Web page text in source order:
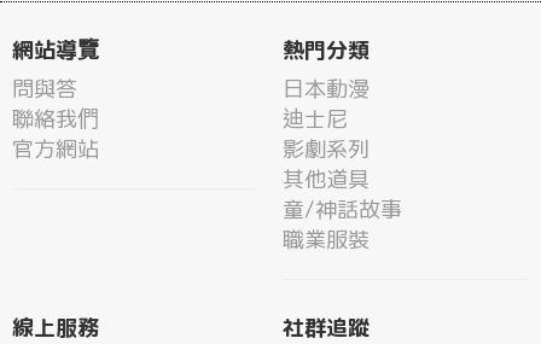
網站導覽
問與答
聯絡我們
官方網站
熱門分類
日本動漫
迪士尼
影劇系列
其他道具
童/神話故事
職業服裝
線上服務
社群追蹤